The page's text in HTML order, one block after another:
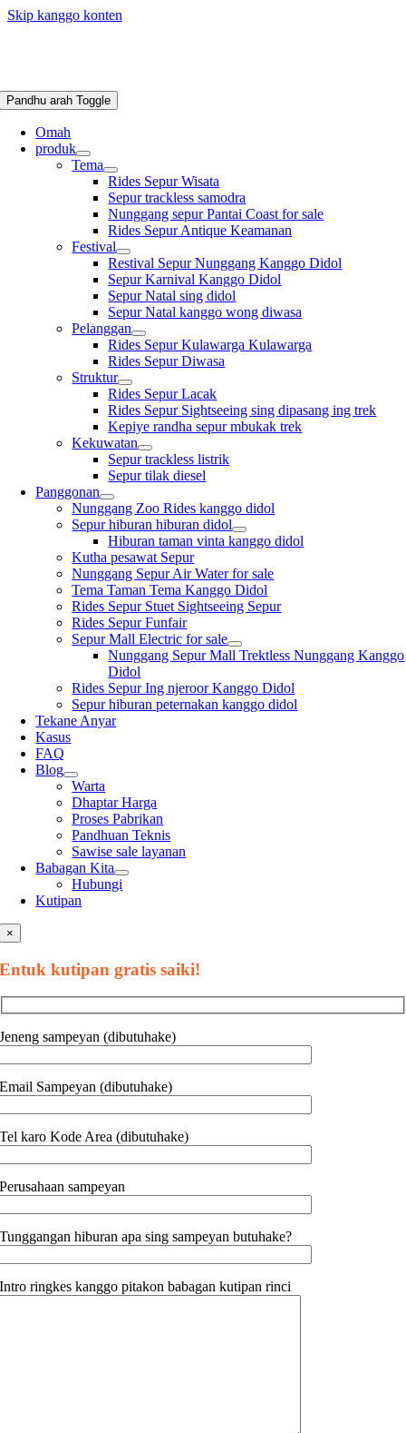
Skip kanggo konten
Pandhu arah Toggle
Omah
produk
Tema
Rides Sepur Wisata
Sepur trackless samodra
Nunggang sepur Pantai Coast for sale
Rides Sepur Antique Keamanan
Festival
Restival Sepur Nunggang Kanggo Didol
Sepur Karnival Kanggo Didol
Sepur Natal sing didol
Sepur Natal kanggo wong diwasa
Pelanggan
Rides Sepur Kulawarga Kulawarga
Rides Sepur Diwasa
Struktur
Rides Sepur Lacak
Rides Sepur Sightseeing sing dipasang ing trek
Kepiye randha sepur mbukak trek
Kekuwatan
Sepur trackless listrik
Sepur tilak diesel
Panggonan
Nunggang Zoo Rides kanggo didol
Sepur hiburan hiburan didol
Hiburan taman vinta kanggo didol
Kutha pesawat Sepur
Nunggang Sepur Air Water for sale
Tema Taman Tema Kanggo Didol
Rides Sepur Stuet Sightseeing Sepur
Rides Sepur Funfair
Sepur Mall Electric for sale
Nunggang Sepur Mall Trektless Nunggang Kanggo
Didol
Rides Sepur Ing njeroor Kanggo Didol
Sepur hiburan peternakan kanggo didol
Tekane Anyar
Kasus
FAQ
Blog
Warta
Dhaptar Harga
Proses Pabrikan
Pandhuan Teknis
Sawise sale layanan
Babagan Kita
Hubungi
Kutipan
×
Entuk kutipan gratis saiki!
Jeneng sampeyan (dibutuhake)
Email Sampeyan (dibutuhake)
Tel karo Kode Area (dibutuhake)
Perusahaan sampeyan
Tunggangan hiburan apa sing sampeyan butuhake?
Intro ringkes kanggo pitakon babagan kutipan rinci